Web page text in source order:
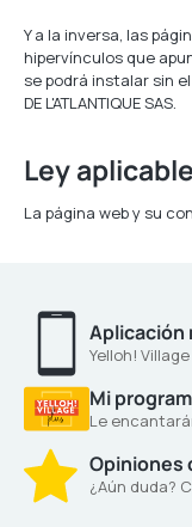
Y a la inversa, las
hipervínculos que
se podrá instalar sin
DE L'ATLANTIQUE SAS.
Ley aplicable
La página web y su
Aplicación
Yelloh!
Mi
Le
Opiniones
¿Aún duda?